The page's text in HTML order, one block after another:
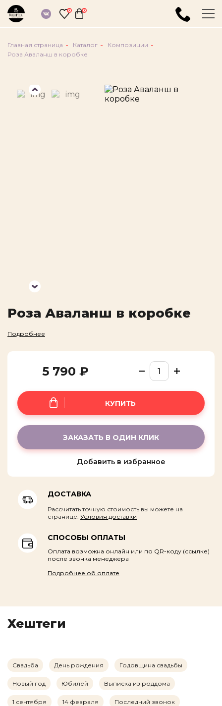
0 0
Доставка и оплата
Главная страница Каталог
Композиции
Роза Аваланш в коробке
Роза Аваланш в коробке
Подробнее
5 790 ₽
КУПИТЬ
Добавить в избранное
ЗАКАЗАТЬ В ОДИН КЛИК
ДОСТАВКА
Рассчитать точную стоимость вы можете на
странице: Условия доставки
СПОСОБЫ ОПЛАТЫ
Оплата возможна онлайн или по QR-коду (ссылке)
после звонка менеджера
Подробнее об оплате
Хештеги
Свадьба День рождения Годовщина свадьбы
Новый год Юбилей Выписка из роддома
1 сентября 14 февраля Последний звонок
Имя
Телефон
Войти
Введите ваш номер телефона